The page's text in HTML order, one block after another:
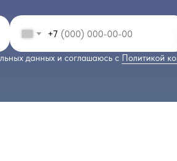
+7
данных и соглашаюсь с Политикой